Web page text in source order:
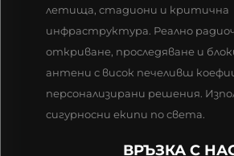
летища, стадиони и критична
инфраструктура. Реално
откриване, проследяване и
антени с висок печеливш
персонализирани решения.
сигурносни екипи по света.
ВРЪЗКА С